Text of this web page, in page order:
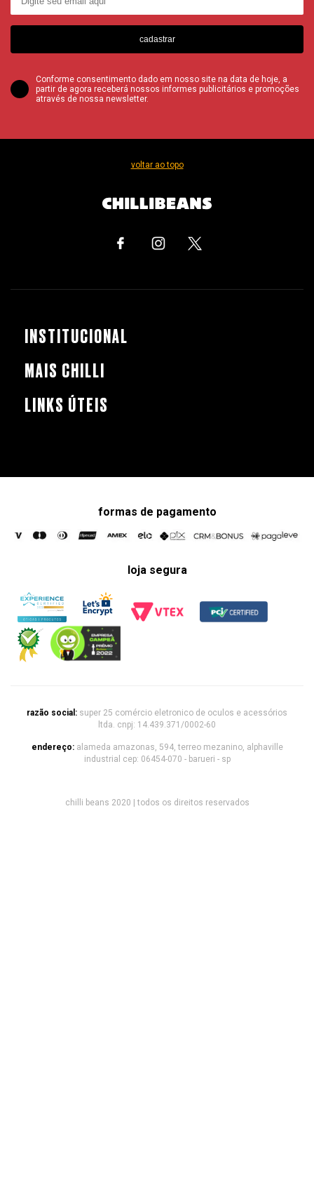
cadastrar
Conforme consentimento dado em nosso site na data de hoje, a
partir de agora receberá nossos informes publicitários e promoções
através de nossa newsletter.
voltar ao topo
INSTITUCIONAL
MAIS CHILLI
LINKS ÚTEIS
formas de pagamento
loja segura
razão social: super 25 comércio eletronico de oculos e acessórios
ltda. cnpj: 14.439.371/0002-60
endereço: alameda amazonas, 594, terreo mezanino, alphaville
industrial cep: 06454-070 - barueri - sp
chilli beans 2020 | todos os direitos reservados